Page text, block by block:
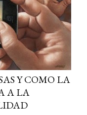
Y COMO LA
A LA